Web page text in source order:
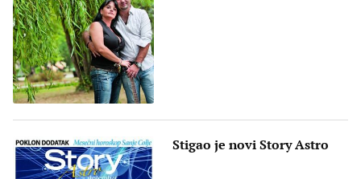
Stigao je novi Story Astro